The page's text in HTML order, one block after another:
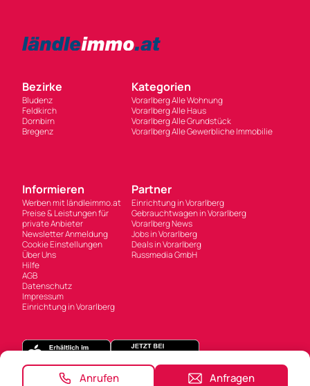
Anrufen Anfragen
Bezirke
Bludenz
Feldkirch
Dornbirn
Bregenz
Kategorien
Vorarlberg Alle Wohnung
Vorarlberg Alle Haus
Vorarlberg Alle Grundstück
Vorarlberg Alle Gewerbliche Immobilie
Informieren
Werben mit ländleimmo.at
Preise & Leistungen für
private Anbieter
Newsletter Anmeldung
Cookie Einstellungen
Über Uns
Hilfe
AGB
Datenschutz
Impressum
Einrichtung in Vorarlberg
Partner
Einrichtung in Vorarlberg
Gebrauchtwagen in Vorarlberg
Vorarlberg News
Jobs in Vorarlberg
Deals in Vorarlberg
Russmedia GmbH